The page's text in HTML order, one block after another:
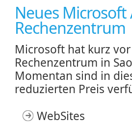
Neues Microsoft
Rechenzentrum
Microsoft hat kurz
Rechenzentrum in
Momentan sind in
reduzierten Preis
WebSites